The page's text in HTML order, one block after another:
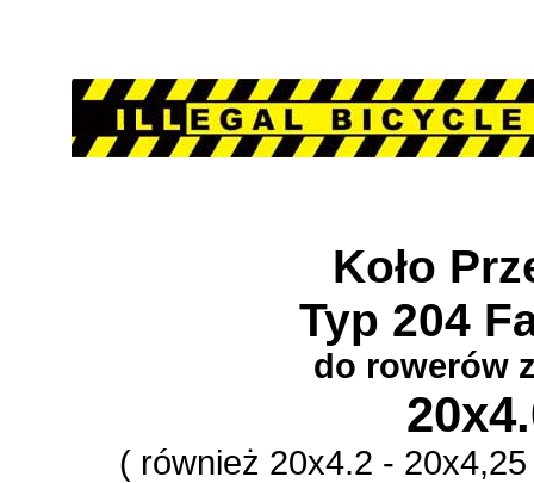
Koło
Typ 204
do rowerów
( również 20x4.2 -